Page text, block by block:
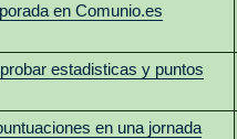
en Comunio.es
estadisticas y puntos
en una jornada